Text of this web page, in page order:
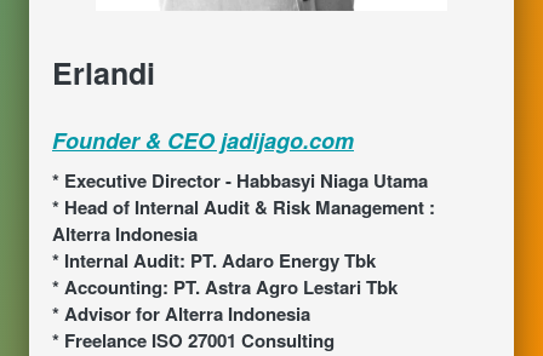
Erlandi
Founder & CEO jadijago.com
* Executive Director - Habbasyi Niaga Utama
* Head of Internal Audit & Risk Management :
Alterra Indonesia
* Internal Audit: PT. Adaro Energy Tbk
* Accounting: PT. Astra Agro Lestari Tbk
* Advisor for Alterra Indonesia
* Freelance ISO 27001 Consulting